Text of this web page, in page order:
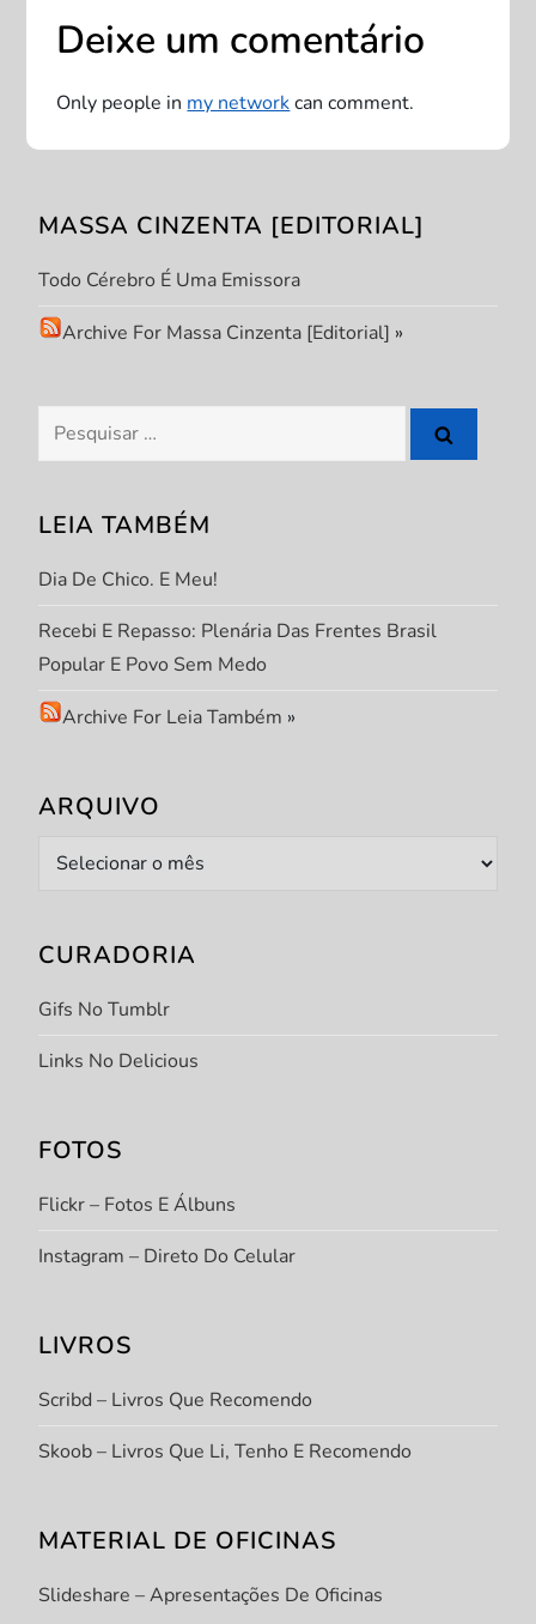
g
a
ã
o
d
e
P
o
s
t
Deixe um comentário
Only people inmy networkcan comment.
MASSA CINZENTA [EDITORIAL]
Todo Cérebro É Uma Emissora
Archive For Massa Cinzenta [Editorial] »
Pesquisar
por:
LEIA TAMBÉM
Dia De Chico. E Meu!
Recebi E Repasso: Plenária Das Frentes Brasil
Popular E Povo Sem Medo
Archive For Leia Também »
ARQUIVO
Arquivo
CURADORIA
Gifs No Tumblr
Links No Delicious
FOTOS
Flickr – Fotos E Álbuns
Instagram – Direto Do Celular
LIVROS
Scribd – Livros Que Recomendo
Skoob – Livros Que Li, Tenho E Recomendo
MATERIAL DE OFICINAS
Slideshare – Apresentações De Oficinas